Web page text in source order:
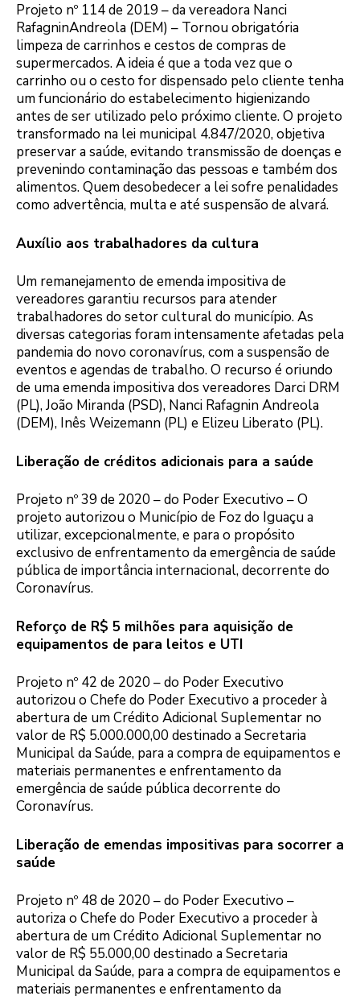
Projeto nº 114 de 2019 – da vereadora Nanci
RafagninAndreola (DEM) – Tornou obrigatória
limpeza de carrinhos e cestos de compras de
supermercados. A ideia é que a toda vez que o
carrinho ou o cesto for dispensado pelo cliente tenha
um funcionário do estabelecimento higienizando
antes de ser utilizado pelo próximo cliente. O projeto
transformado na lei municipal 4.847/2020, objetiva
preservar a saúde, evitando transmissão de doenças e
prevenindo contaminação das pessoas e também dos
alimentos. Quem desobedecer a lei sofre penalidades
como advertência, multa e até suspensão de alvará.
Auxílio aos trabalhadores da cultura
Um remanejamento de emenda impositiva de
vereadores garantiu recursos para atender
trabalhadores do setor cultural do município. As
diversas categorias foram intensamente afetadas pela
pandemia do novo coronavírus, com a suspensão de
eventos e agendas de trabalho. O recurso é oriundo
de uma emenda impositiva dos vereadores Darci DRM
(PL), João Miranda (PSD), Nanci Rafagnin Andreola
(DEM), Inês Weizemann (PL) e Elizeu Liberato (PL).
Liberação de créditos adicionais para a saúde
Projeto nº 39 de 2020 – do Poder Executivo – O
projeto autorizou o Município de Foz do Iguaçu a
utilizar, excepcionalmente, e para o propósito
exclusivo de enfrentamento da emergência de saúde
pública de importância internacional, decorrente do
Coronavírus.
Reforço de R$ 5 milhões para aquisição de
equipamentos de para leitos e UTI
Projeto nº 42 de 2020 – do Poder Executivo
autorizou o Chefe do Poder Executivo a proceder à
abertura de um Crédito Adicional Suplementar no
valor de R$ 5.000.000,00 destinado a Secretaria
Municipal da Saúde, para a compra de equipamentos e
materiais permanentes e enfrentamento da
emergência de saúde pública decorrente do
Coronavírus.
Liberação de emendas impositivas para socorrer a
saúde
Projeto nº 48 de 2020 – do Poder Executivo –
autoriza o Chefe do Poder Executivo a proceder à
abertura de um Crédito Adicional Suplementar no
valor de R$ 55.000,00 destinado a Secretaria
Municipal da Saúde, para a compra de equipamentos e
materiais permanentes e enfrentamento da